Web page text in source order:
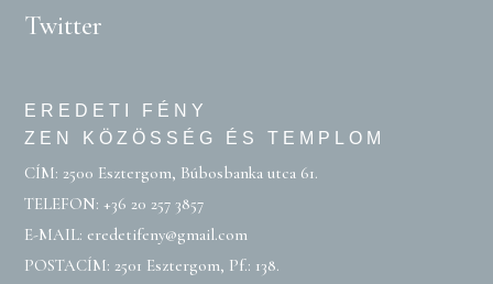
Twitter
EREDETI FÉNY
ZEN KÖZÖSSÉG ÉS TEMPLOM
CÍM: 2500 Esztergom, Búbosbanka utca 61.
TELEFON:+36 20 257 3857
E-MAIL: eredetifeny@gmail.com
POSTACÍM: 2501 Esztergom, Pf.: 138.